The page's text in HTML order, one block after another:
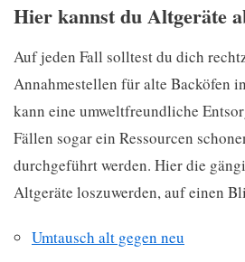
Hier kannst du Altgeräte
Auf jeden Fall solltest du dich
Annahmestellen für alte Backöfen
kann eine umweltfreundliche
Fällen sogar ein Ressourcen
durchgeführt werden. Hier die
Altgeräte loszuwerden, auf einen
Umtausch alt gegen neu